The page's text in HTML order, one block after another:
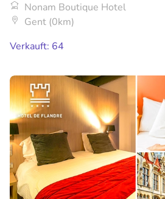
Nonam Boutique Hotel
Gent (0km)
Verkauft: 64